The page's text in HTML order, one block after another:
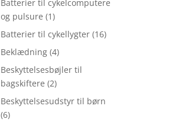
Batterier til cykelcomputere
og pulsure (1)
Batterier til cykellygter (16)
Beklædning (4)
Beskyttelsesbøjler til
bagskiftere (2)
Beskyttelsesudstyr til børn
(6)